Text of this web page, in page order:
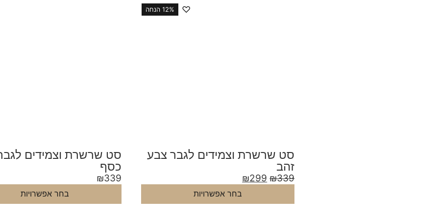
12% הנחה ♡
סט שרשרת וצמידים לגבר צבע
זהב
₪339
₪299
בחר אפשרויות
סט שרשרת וצמידים
כסף
₪339
בחר אפשרויות